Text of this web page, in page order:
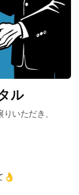
ル
いただき、
👌